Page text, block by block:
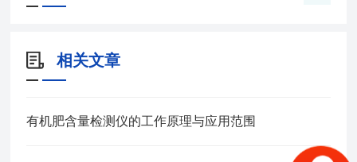
相关文章
有机肥含量检测仪的工作原理与应用范围